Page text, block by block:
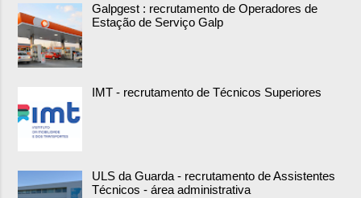
Galpgest : recrutamento de Operadores de
Estação de Serviço Galp
IMT - recrutamento de Técnicos Superiores
ULS da Guarda - recrutamento de Assistentes
Técnicos - área administrativa